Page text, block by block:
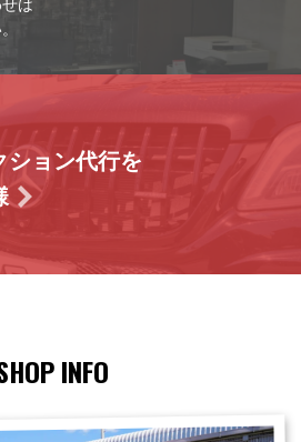
は
ション代行を
INFO